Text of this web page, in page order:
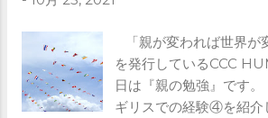
ではなく、 泣いている
あげましょう。 例えば
メルマガで ※ブログでは
分のみ記載しています
「親が変われば世界が
を発行しているCCC
日は『親の勉強』です
ギリスでの経験④を紹